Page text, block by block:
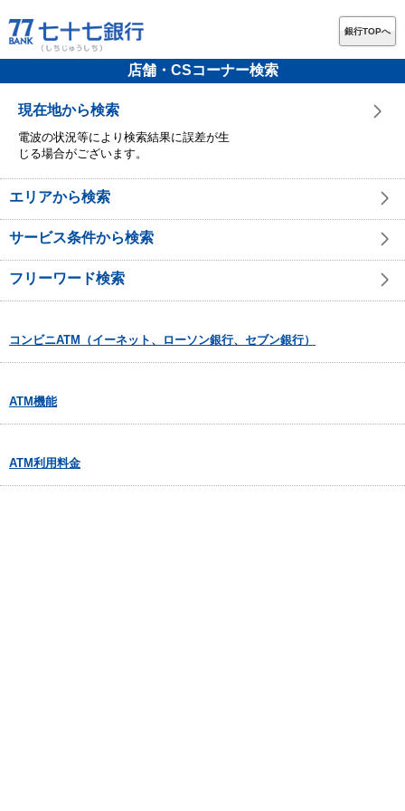
銀行TOPへ
店舗・CSコーナー検索
現在地から検索
電波の状況等により検索結果に誤差が生
じる場合がございます。
エリアから検索
サービス条件から検索
フリーワード検索
コンビニATM（イーネット、ローソン銀行、セブン銀行）
ATM機能
ATM利用料金